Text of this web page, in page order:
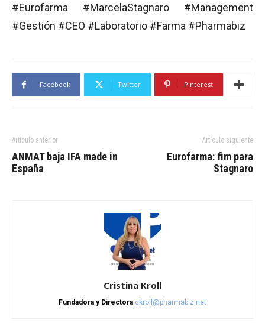
#Eurofarma #MarcelaStagnaro #Management
#Gestión #CEO #Laboratorio #Farma #Pharmabiz
Facebook Twitter Pinterest
Artículo anterior
ANMAT baja IFA made in
España
Artículo siguiente
Eurofarma: fim para
Stagnaro
Cristina Kroll
Fundadora y Directora ckroll@pharmabiz.net